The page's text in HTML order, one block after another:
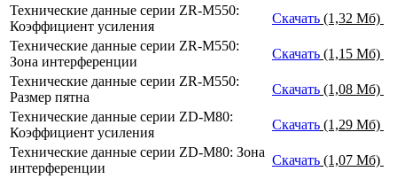
Технические данные серии ZR-M550:
Коэффициент усиления
Скачать (1,32 Мб)
Технические данные серии ZR-M550:
Зона интерференции
Скачать (1,15 Мб)
Технические данные серии ZR-M550:
Размер пятна
Скачать (1,08 Мб)
Технические данные серии ZD-M80:
Коэффициент усиления
Скачать (1,29 Мб)
Технические данные серии ZD-M80: Зона
интерференции
Скачать (1,07 Мб)